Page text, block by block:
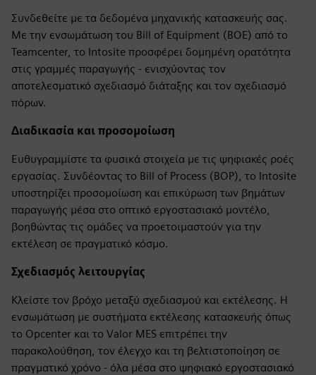
Συνδεθείτε με τα δεδομένα μηχανικής κατασκευής σας.
Με την ενσωμάτωση του Bill of Equipment (BOE) από το
Teamcenter, το Intosite προσφέρει δομημένη ορατότητα
στις γραμμές παραγωγής - ενισχύοντας τον
αποτελεσματικό σχεδιασμό διάταξης και τον σχεδιασμό
πόρων.
Διαδικασία και προσομοίωση
Ευθυγραμμίστε τα φυσικά στοιχεία με τις ψηφιακές ροές
εργασίας. Συνδέοντας το Bill of Process (BOP), το Intosite
υποστηρίζει προσομοίωση και επικύρωση των βημάτων
παραγωγής μέσα στο οπτικό εργοστασιακό μοντέλο,
βοηθώντας τις ομάδες να προετοιμαστούν για την
εκτέλεση σε πραγματικό κόσμο.
Σχεδιασμός λειτουργίας
Κλείστε τον βρόχο μεταξύ σχεδιασμού και εκτέλεσης. Η
ενσωμάτωση με συστήματα εκτέλεσης κατασκευής όπως
το Opcenter και το Valor MES επιτρέπει την
παρακολούθηση, τον έλεγχο και τη βελτιστοποίηση σε
πραγματικό χρόνο - όλα μέσα στο ψηφιακό εργοστασιακό